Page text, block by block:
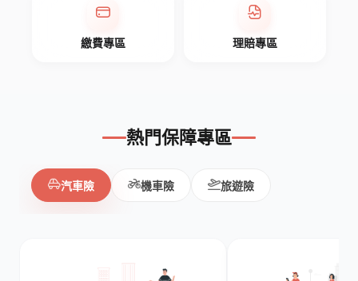
繳費專區 理賠專區
熱門保障專區
汽車險 機車險 旅遊險